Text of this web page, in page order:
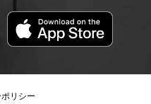
リシー